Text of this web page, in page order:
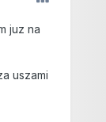
juz na
uszami